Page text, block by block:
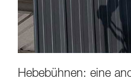
Hebebühnen: eine